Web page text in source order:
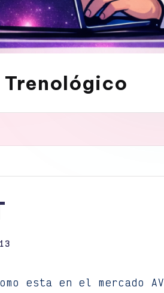
Trenológico
esta en el